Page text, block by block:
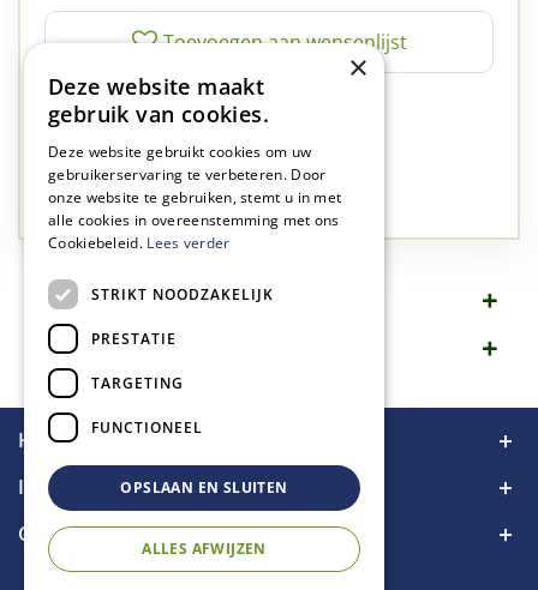
✅A-kwaliteit planten
✅77 jaar familie bedrijf
✅Groen, dat is wat we doen
Omschrijving
Specificaties
Handige links
Informatie
Contact
×
Deze website maakt
gebruik van cookies.
Deze website gebruikt cookies om uw
gebruikerservaring te verbeteren. Door
onze website te gebruiken, stemt u in met
alle cookies in overeenstemming met ons
Cookiebeleid. Lees verder
STRIKT NOODZAKELIJK
PRESTATIE
TARGETING
FUNCTIONEEL
OPSLAAN EN SLUITEN
ALLES AFWIJZEN